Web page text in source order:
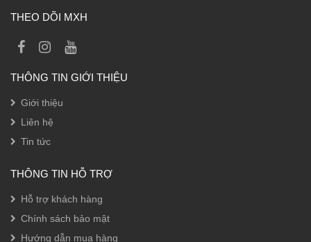
THEO DÕI MXH
THÔNG TIN GIỚI THIỆU
Giới thiệu
Liên hệ
Tin tức
THÔNG TIN HỖ TRỢ
Hỗ trợ khách hàng
Chính sách bảo mật
Hướng dẫn mua hàng